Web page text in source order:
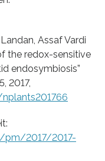
Assaf Vardi
the redox-sensitive
endosymbiosis”
2017,
pm/2017/2017-